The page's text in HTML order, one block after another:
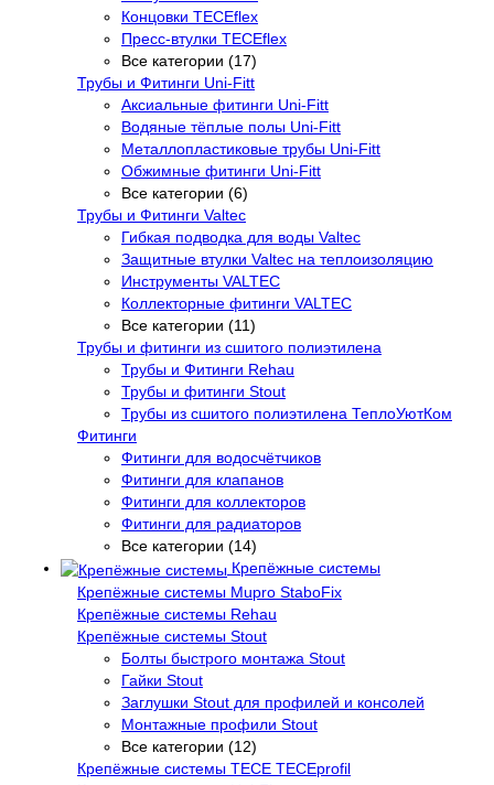
Концовки TECEflex
Пресс-втулки TECEflex
Все категории (17)
Трубы и Фитинги Uni-Fitt
Аксиальные фитинги Uni-Fitt
Водяные тёплые полы Uni-Fitt
Металлопластиковые трубы Uni-Fitt
Обжимные фитинги Uni-Fitt
Все категории (6)
Трубы и Фитинги Valtec
Гибкая подводка для воды Valtec
Защитные втулки Valtec на теплоизоляцию
Инструменты VALTEC
Коллекторные фитинги VALTEC
Все категории (11)
Трубы и фитинги из сшитого полиэтилена
Трубы и Фитинги Rehau
Трубы и фитинги Stout
Трубы из сшитого полиэтилена ТеплоУютКом
Фитинги
Фитинги для водосчётчиков
Фитинги для клапанов
Фитинги для коллекторов
Фитинги для радиаторов
Все категории (14)
Крепёжные системы
Крепёжные системы Mupro StaboFix
Крепёжные системы Rehau
Крепёжные системы Stout
Болты быстрого монтажа Stout
Гайки Stout
Заглушки Stout для профилей и консолей
Монтажные профили Stout
Все категории (12)
Крепёжные системы TECE TECEprofil